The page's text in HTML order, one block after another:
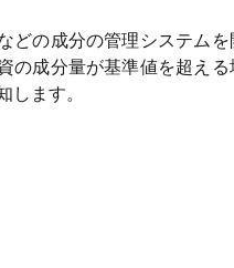
どの成分の管理システム
の成分量が基準値を超え
します。